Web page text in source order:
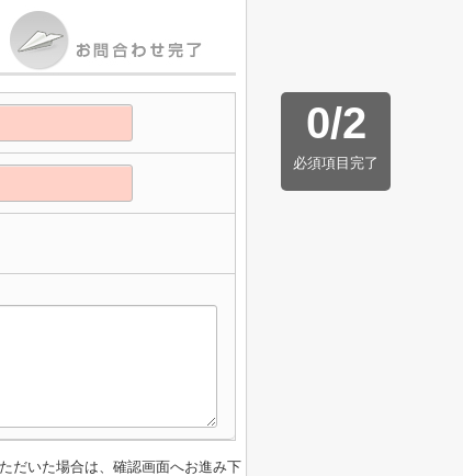
0/2
必須項目完了
だいた場合は、確認画面へお進み下